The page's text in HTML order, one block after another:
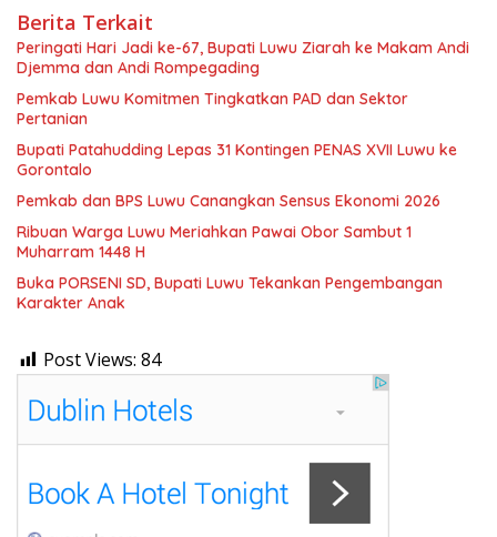
Berita Terkait
Peringati Hari Jadi ke-67, Bupati Luwu Ziarah ke Makam Andi
Djemma dan Andi Rompegading
Pemkab Luwu Komitmen Tingkatkan PAD dan Sektor
Pertanian
Bupati Patahudding Lepas 31 Kontingen PENAS XVII Luwu ke
Gorontalo
Pemkab dan BPS Luwu Canangkan Sensus Ekonomi 2026
Ribuan Warga Luwu Meriahkan Pawai Obor Sambut 1
Muharram 1448 H
Buka PORSENI SD, Bupati Luwu Tekankan Pengembangan
Karakter Anak
Post Views: 84